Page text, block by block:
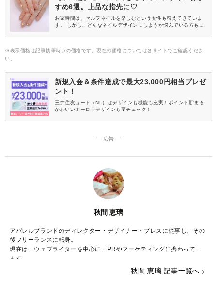
すめ6選。上品な指先に♡
お家時間は、セルフネイルを楽しむという女性も増えてきていま
す。 しかし、どんなネイルデザインにしようか悩んでいる方もい
ラメを使った上品なネイルデザインをご紹介します。
※表示価格は記事執筆時点の価格です。現在の価格については各サイトでご確認くださ
い。
新規入会＆条件達成で最大23,000円相当プレゼ
ント！
三井住友カード（NL）はデザインも機能も充実！ポイント貯まる
かわいいオーロラデザインも要チェック！
― 広告 ―
秋間 恵璃
アパレルブランドのディレクター・デザイナー・プレスに従事し、その
後フリーランスに転身。
現在は、ウェブライターを中心に、PRやマーケティングに携わってい
ます。
秋間 恵璃 記事一覧へ